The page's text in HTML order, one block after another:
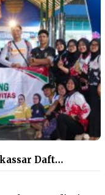
Daft…